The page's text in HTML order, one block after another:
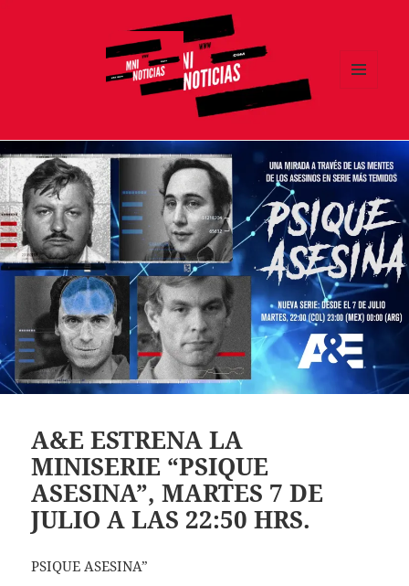
A&E ESTRENA LA
MINISERIE “PSIQUE
ASESINA”, MARTES 7 DE
JULIO A LAS 22:50 HRS.
PSIQUE ASESINA”